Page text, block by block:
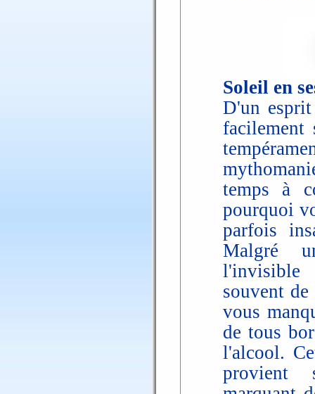
Soleil en
D'un
facilement
temps à
pourquoi
parfois
Malgré
l'invisible
souvent
vous
de tous
l'alcool.
provient